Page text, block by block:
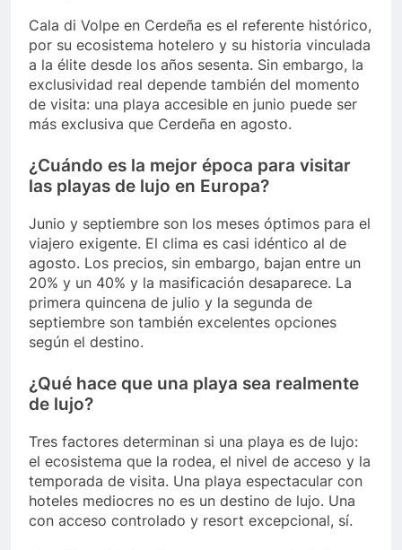
Cala di Volpe en Cerdeña es el referente histórico,
por su ecosistema hotelero y su historia vinculada
a la élite desde los años sesenta. Sin embargo, la
exclusividad real depende también del momento
de visita: una playa accesible en junio puede ser
más exclusiva que Cerdeña en agosto.
¿Cuándo es la mejor época para visitar
las playas de lujo en Europa?
Junio y septiembre son los meses óptimos para el
viajero exigente. El clima es casi idéntico al de
agosto. Los precios, sin embargo, bajan entre un
20% y un 40% y la masificación desaparece. La
primera quincena de julio y la segunda de
septiembre son también excelentes opciones
según el destino.
¿Qué hace que una playa sea realmente
de lujo?
Tres factores determinan si una playa es de lujo:
el ecosistema que la rodea, el nivel de acceso y la
temporada de visita. Una playa espectacular con
hoteles mediocres no es un destino de lujo. Una
con acceso controlado y resort excepcional, sí.